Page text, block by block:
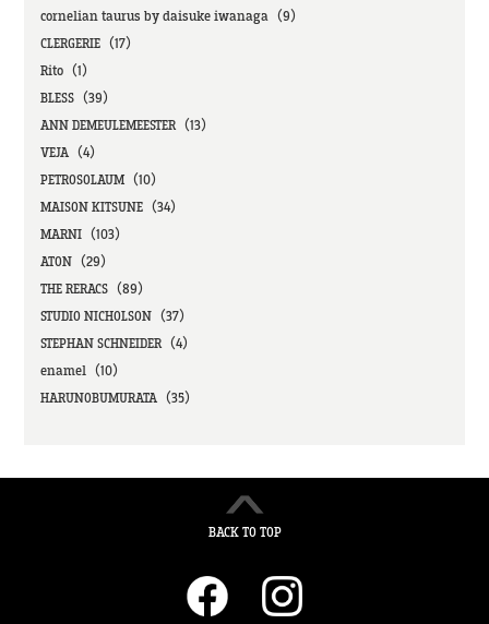
cornelian taurus by daisuke iwanaga（9）
CLERGERIE（17）
Rito（1）
BLESS（39）
ANN DEMEULEMEESTER（13）
VEJA（4）
PETROSOLAUM（10）
MAISON KITSUNE（34）
MARNI（103）
ATON（29）
THE RERACS（89）
STUDIO NICHOLSON（37）
STEPHAN SCHNEIDER（4）
enamel（10）
HARUNOBUMURATA（35）
BACK TO TOP